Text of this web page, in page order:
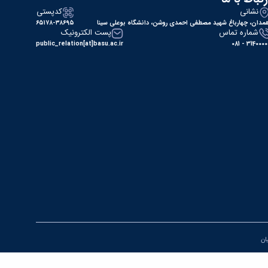
نشانی
چهارباغ شهید مصطفی احمدی روشن، دانشگاه بوعلی سینا
کدپستی
۶۵۱۷۸-۳۸۶۹۵
شماره تماس
31400000 -
پست الکترونیک
public_relation[at]basu.ac.ir